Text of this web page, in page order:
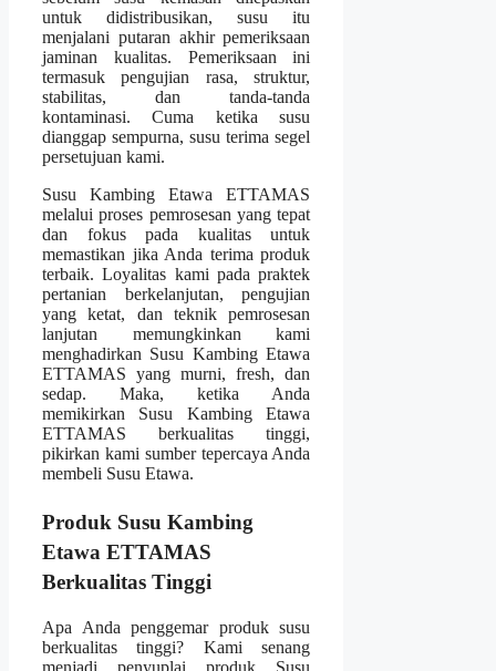
untuk didistribusikan, susu itu
menjalani putaran akhir pemeriksaan
jaminan kualitas. Pemeriksaan ini
termasuk pengujian rasa, struktur,
stabilitas, dan tanda-tanda
kontaminasi. Cuma ketika susu
dianggap sempurna, susu terima segel
persetujuan kami.
Susu Kambing Etawa ETTAMAS
melalui proses pemrosesan yang tepat
dan fokus pada kualitas untuk
memastikan jika Anda terima produk
terbaik. Loyalitas kami pada praktek
pertanian berkelanjutan, pengujian
yang ketat, dan teknik pemrosesan
lanjutan memungkinkan kami
menghadirkan Susu Kambing Etawa
ETTAMAS yang murni, fresh, dan
sedap. Maka, ketika Anda
memikirkan Susu Kambing Etawa
ETTAMAS berkualitas tinggi,
pikirkan kami sumber tepercaya Anda
membeli Susu Etawa.
Produk Susu Kambing
Etawa ETTAMAS
Berkualitas Tinggi
Apa Anda penggemar produk susu
berkualitas tinggi? Kami senang
menjadi penyuplai produk Susu